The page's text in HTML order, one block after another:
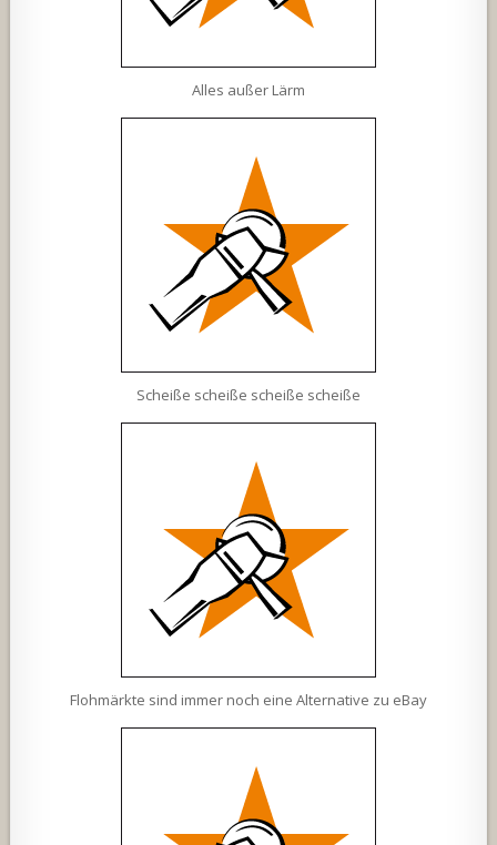
Alles außer Lärm
Scheiße scheiße scheiße scheiße
Flohmärkte sind immer noch eine Alternative zu eBay